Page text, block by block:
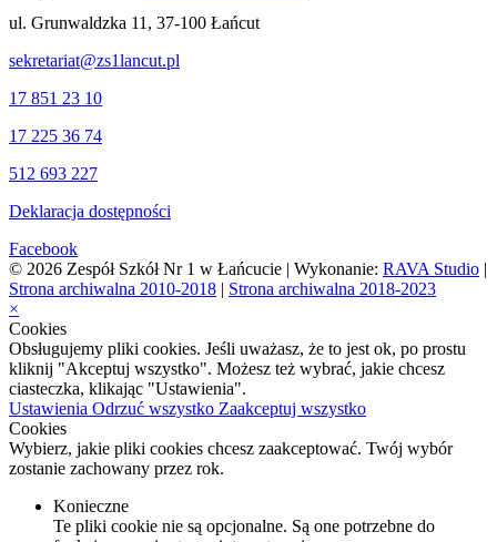
ul. Grunwaldzka 11, 37-100 Łańcut
sekretariat@zs1lancut.pl
17 851 23 10
17 225 36 74
512 693 227
Deklaracja dostępności
Facebook
© 2026 Zespół Szkół Nr 1 w Łańcucie | Wykonanie: RAVA Studio |
Strona archiwalna 2010-2018 | Strona archiwalna 2018-2023
×
Cookies
Obsługujemy pliki cookies. Jeśli uważasz, że to jest ok, po prostu
kliknij "Akceptuj wszystko". Możesz też wybrać, jakie chcesz
ciasteczka, klikając "Ustawienia".
Ustawienia Odrzuć wszystko Zaakceptuj wszystko
Cookies
Wybierz, jakie pliki cookies chcesz zaakceptować. Twój wybór
zostanie zachowany przez rok.
Konieczne
Te pliki cookie nie są opcjonalne. Są one potrzebne do